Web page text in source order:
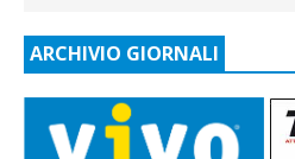
ARCHIVIO GIORNALI